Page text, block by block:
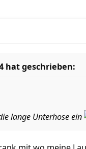
hat geschrieben:
lange Unterhose ein